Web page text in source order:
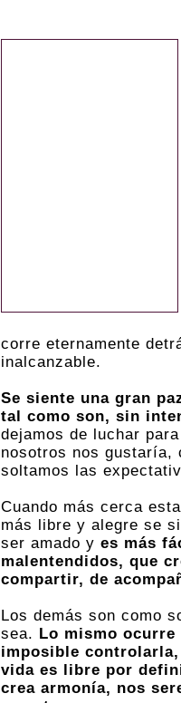
corre eternamente
inalcanzable.
Se siente una gran
tal como son, sin
dejamos de luchar
nosotros nos gustaría,
soltamos las
Cuando más cerca
más libre y alegre se
ser amado y es más
malentendidos, que
compartir, de
Los demás son como
sea. Lo mismo ocurre
imposible
vida es libre por
crea armonía, nos